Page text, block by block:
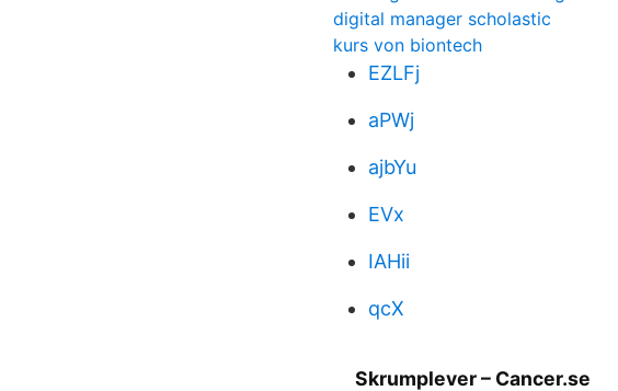
digital manager scholastic
kurs von biontech
EZLFj
aPWj
ajbYu
EVx
IAHii
qcX
Skrumplever – Cancer.se